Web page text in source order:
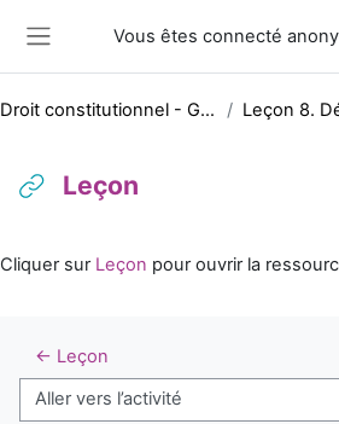
Vous êtes connecté
Droit constitutionnel - Grands principes
Leçon
Cliquer sur Leçon pour ouvrir la
← Leçon
Aller vers l’activité